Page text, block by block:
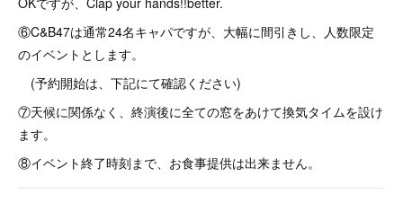
⑥C&B47は通常24名キャパですが、大幅に間引きし、人数限定
のイベントとします。
(予約開始は、下記にて確認ください)
⑦天候に関係なく、終演後に全ての窓をあけて換気タイムを設け
ます。
⑧イベント終了時刻まで、お食事提供は出来ません。